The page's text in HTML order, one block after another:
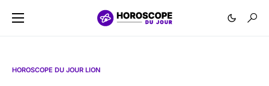
HOROSCOPE DU JOUR LION